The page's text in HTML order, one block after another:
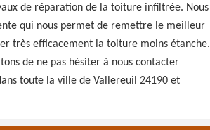
de réparation de la toiture infiltrée. Nous
qui nous permet de remettre le meilleur
très efficacement la toiture moins étanche.
de ne pas hésiter à nous contacter
toute la ville de Vallereuil 24190 et